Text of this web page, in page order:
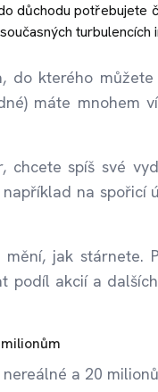
důchodu
do kterého
máte mnohem
spíš své
na
jak stárnete.
podíl akcií a
a 20